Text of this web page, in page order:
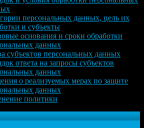
персональных данных, цель их
и субъекты
основания и сроки обработки
данных
субъектов персональных данных
ответа на запросы субъектов
данных
о реализуемых мерах по защите
данных
политики